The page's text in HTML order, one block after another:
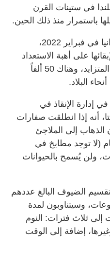
في ستينات القرن
باستمرار منذ ذلك الحين.
ومنذ اندلاع الحرب في أوكرانيا في فبراير 2022،
على أهبة الاستعداد
في مواجهة التهديد الروسي المتزايد، وهناك 50 ألفاً
إدارة الإنقاذ في
أنه إذا انطلقت صفارات
الذهاب إلى الملاجئ
(لا توجد مطابخ في
ولن يُسمح بالحيوانات
الضيوف البالغ عددهم
وسيتناوبون لمدة
ثلاث فترات: النوم
إضافة إلى الوقت